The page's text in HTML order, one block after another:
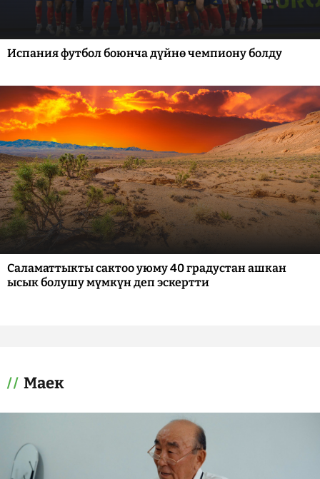
Испания футбол боюнча дүйнө чемпиону болду
Саламаттыкты сактоо уюму 40 градустан ашкан
ысык болушу мүмкүн деп эскертти
Маек